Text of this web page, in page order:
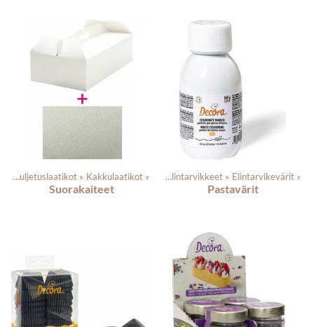
Kuljetuslaatikot ‪» Kakkulaatikot ‪»
Suorakaiteet
Tuotteet Elintarvikkeet ‪» Elintarvikevärit ‪»
Pastavärit